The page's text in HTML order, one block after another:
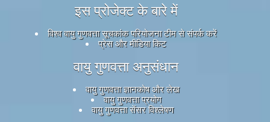
इस प्रोजेक्ट के बारे में
विश्व वायु गुणवत्ता सूचकांक परियोजना टीम से संपर्क करें
प्रेस और मीडिया किट
वायु गुणवत्ता अनुसंधान
वायु गुणवत्ता ज्ञानकोष और लेख
वायु गुणवत्ता प्रयोग
वायु गुणवत्ता सेंसर विश्लेषण